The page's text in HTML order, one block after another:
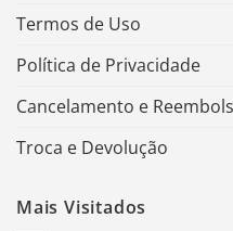
Termos de Uso
Política de Privacidade
Cancelamento e
Troca e Devolução
Mais Visitados